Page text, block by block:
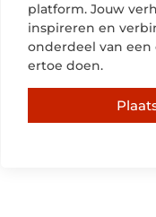
platform. Jouw
inspireren en
onderdeel van
ertoe doen.